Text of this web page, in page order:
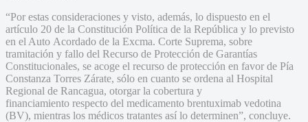
“Por estas consideraciones y visto, además, lo dispuesto en el
artículo 20 de la Constitución Política de la República y lo previsto
en el Auto Acordado de la Excma. Corte Suprema, sobre
tramitación y fallo del Recurso de Protección de Garantías
Constitucionales, se acoge el recurso de protección en favor de Pía
Constanza Torres Zárate, sólo en cuanto se ordena al Hospital
Regional de Rancagua, otorgar la cobertura y
financiamiento respecto del medicamento brentuximab vedotina
(BV), mientras los médicos tratantes así lo determinen”, concluye.